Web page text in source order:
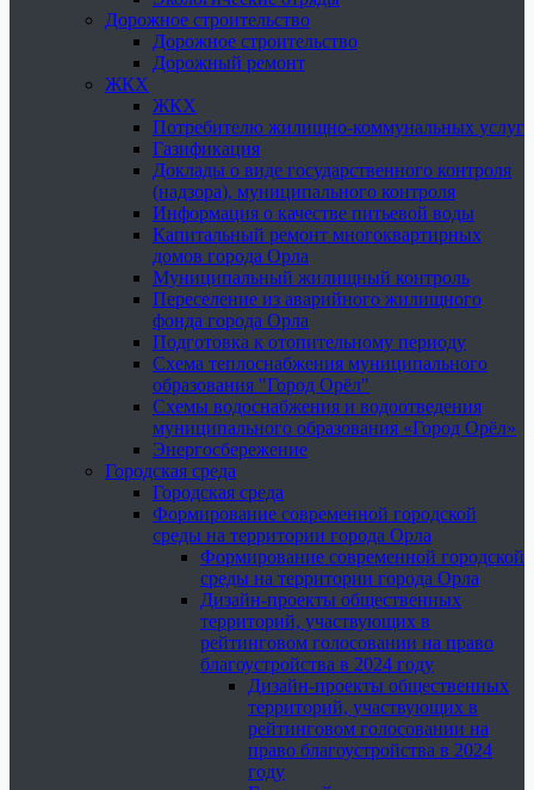
Дорожное строительство
Дорожное строительство
Дорожный ремонт
ЖКХ
ЖКХ
Потребителю жилищно-коммунальных услуг
Газификация
Доклады о виде государственного контроля
(надзора), муниципального контроля
Информация о качестве питьевой воды
Капитальный ремонт многоквартирных
домов города Орла
Муниципальный жилищный контроль
Переселение из аварийного жилищного
фонда города Орла
Подготовка к отопительному периоду
Схема теплоснабжения муниципального
образования "Город Орёл"
Схемы водоснабжения и водоотведения
муниципального образования «Город Орёл»
Энергосбережение
Городская среда
Городская среда
Формирование современной городской
среды на территории города Орла
Формирование современной городской
среды на территории города Орла
Дизайн-проекты общественных
территорий, участвующих в
рейтинговом голосовании на право
благоустройства в 2024 году
Дизайн-проекты общественных
территорий, участвующих в
рейтинговом голосовании на
право благоустройства в 2024
году